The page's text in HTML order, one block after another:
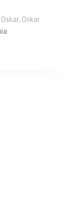
Oskar